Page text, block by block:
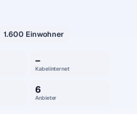
1.600 Einwohner
–
Kabelinternet
6
Anbieter